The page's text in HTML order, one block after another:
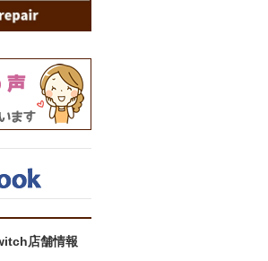
店舗情報